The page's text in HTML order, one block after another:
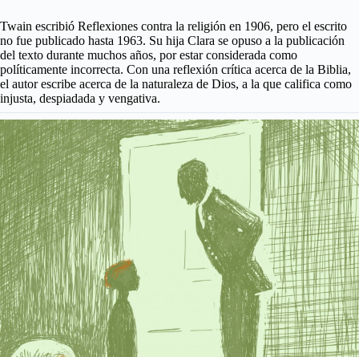
Twain escribió Reflexiones contra la religión en 1906, pero el escrito
no fue publicado hasta 1963. Su hija Clara se opuso a la publicación
del texto durante muchos años, por estar considerada como
políticamente incorrecta. Con una reflexión crítica acerca de la Biblia,
el autor escribe acerca de la naturaleza de Dios, a la que califica como
injusta, despiadada y vengativa.